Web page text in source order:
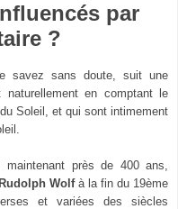
par
?
savez sans doute, suit une
en comptant le
Soleil, et qui sont intimement
près de 400 ans,
Rudolph Wolfà la fin du 19ème
et variées des siècles